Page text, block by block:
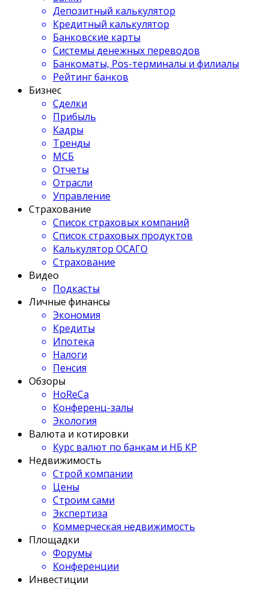
Депозитный калькулятор
Кредитный калькулятор
Банковские карты
Системы денежных переводов
Банкоматы, Pos-терминалы и филиалы
Рейтинг банков
Бизнес
Сделки
Прибыль
Кадры
Тренды
МСБ
Отчеты
Отрасли
Управление
Страхование
Список страховых компаний
Список страховых продуктов
Калькулятор ОСАГО
Страхование
Видео
Подкасты
Личные финансы
Экономия
Кредиты
Ипотека
Налоги
Пенсия
Обзоры
HoReCa
Конференц-залы
Экология
Валюта и котировки
Курс валют по банкам и НБ КР
Недвижимость
Строй компании
Цены
Строим сами
Экспертиза
Коммерческая недвижимость
Площадки
Форумы
Конференции
Инвестиции